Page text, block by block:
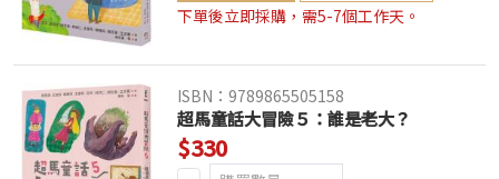
下單後立即採購，需5-7個工作天。
ISBN：9789865505158
超馬童話大冒險５：誰是老大？
$330